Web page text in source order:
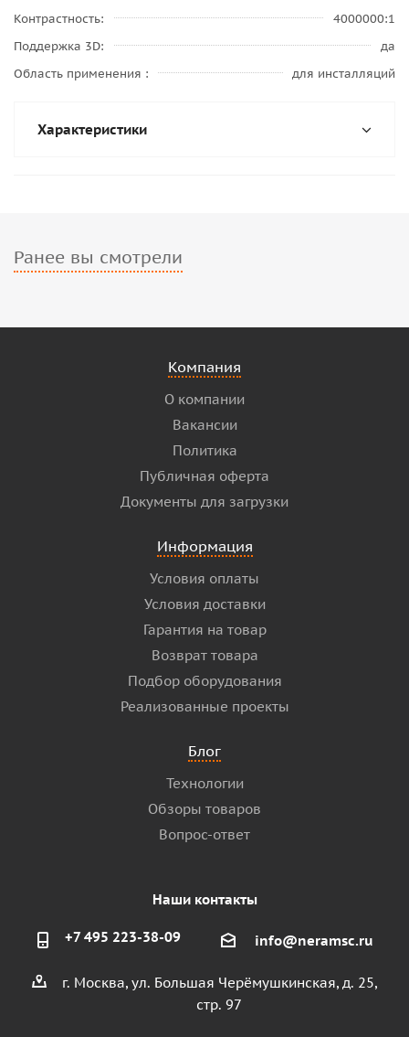
Контрастность
4000000:1
Поддержка 3D
да
Область применения
для инсталляций
Характеристики
Ранее вы смотрели
Компания
О компании
Вакансии
Политика
Публичная оферта
Документы для загрузки
Информация
Условия оплаты
Условия доставки
Гарантия на товар
Возврат товара
Подбор оборудования
Реализованные проекты
Блог
Технологии
Обзоры товаров
Вопрос-ответ
Наши контакты
+7 495 223-38-09 info@neramsc.ru
г. Москва, ул. Большая Черёмушкинская, д. 25,
стр. 97